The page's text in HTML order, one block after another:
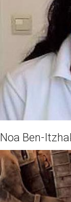
Mijn naam is Heidi
Podocentrum als
Noa Ben-